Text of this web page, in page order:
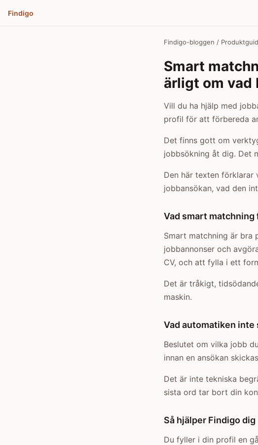
Findigo
Findigo-bloggen /
Smart
ärligt om vad
Vill du ha hjälp med
profil för att förbereda
Det finns gott om
jobbsökning åt dig. Det
Den här texten förklarar
jobbansökan, vad den
Vad smart matchning
Smart matchning är bra
jobbannonser och
CV, och att fylla i ett
Det är tråkigt,
maskin.
Vad automatiken inte
Beslutet om vilka jobb
innan en ansökan
Det är inte tekniska
sista ord tar bort din
Så hjälper Findigo dig
Du fyller i din profil en